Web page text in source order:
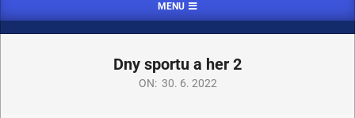
MENU
Dny sportu a her 2
ON: 30. 6. 2022